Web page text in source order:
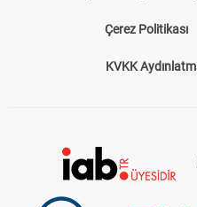
Çerez Politikası
KVKK